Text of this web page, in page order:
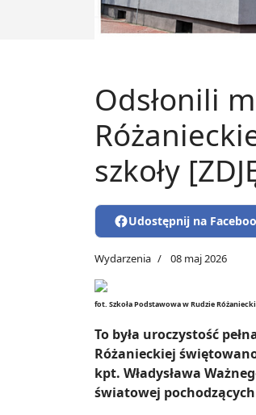
Odsłonili
szkoły
Udostępnij na
Wydarzenia 08 maj 2026
fot. Szkoła Podstawowa w Rudzie
To była uroczystość
Różanieckiej
kpt. Władysława
światowej